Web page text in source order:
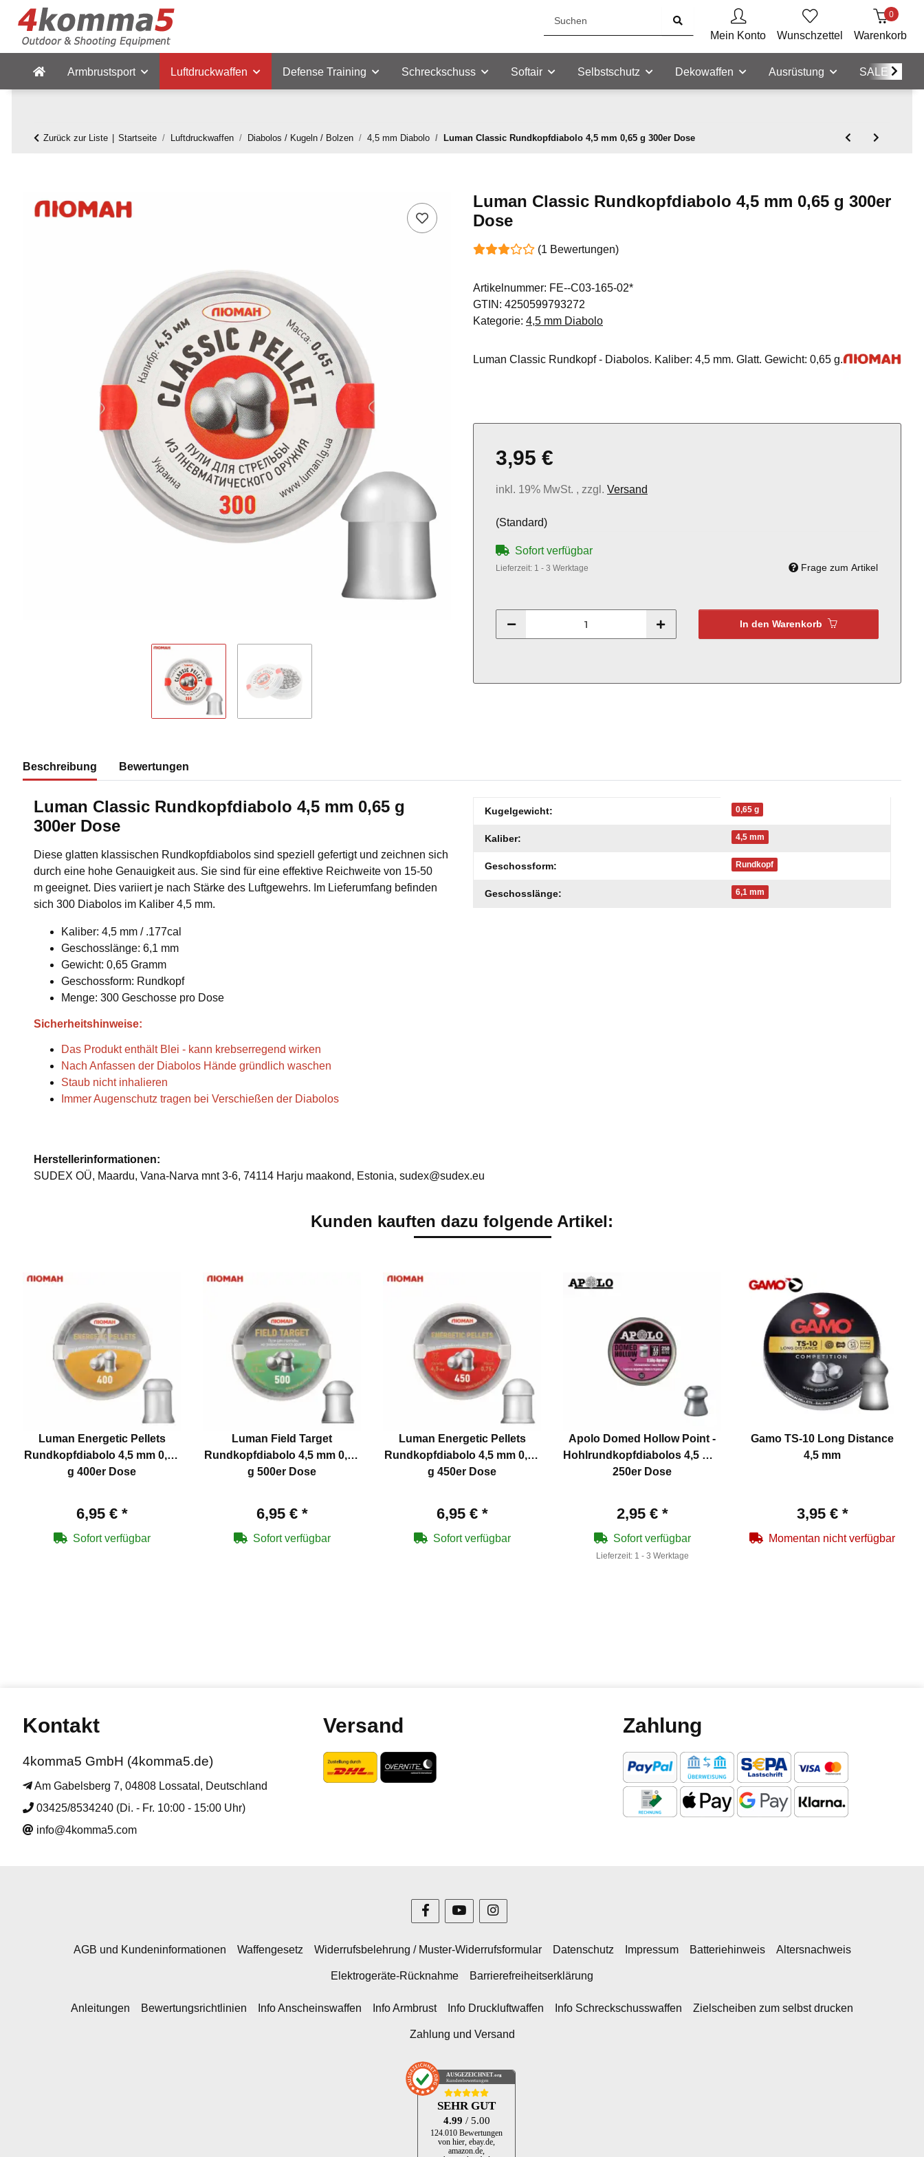
Mein Konto Wunschzettel
0
Warenkorb
Armbrustsport Luftdruckwaffen Defense Training Schreckschuss Softair Selbstschutz Dekowaffen Ausrüstung SALE
Zurück zur Liste Startseite Luftdruckwaffen Diabolos / Kugeln / Bolzen 4,5 mm Diabolo Luman Classic Rundkopfdiabolo 4,5 mm 0,65 g 300er Dose
Luman Classic Rundkopfdiabolo 4,5 mm 0,65 g 300er
Dose
(1 Bewertungen)
Artikelnummer: FE--C03-165-02*
GTIN: 4250599793272
Kategorie: 4,5 mm Diabolo
Luman Classic Rundkopf - Diabolos. Kaliber: 4,5 mm. Glatt. Gewicht: 0,65 g.
3,95 €
inkl. 19% MwSt. , zzgl. Versand
(Standard)
Sofort verfügbar
Lieferzeit: 1 - 3 Werktage Frage zum Artikel
In den Warenkorb
Beschreibung Bewertungen
Luman Classic Rundkopfdiabolo 4,5 mm 0,65 g
300er Dose
Diese glatten klassischen Rundkopfdiabolos sind speziell gefertigt und zeichnen sich
durch eine hohe Genauigkeit aus. Sie sind für eine effektive Reichweite von 15-50
m geeignet. Dies variiert je nach Stärke des Luftgewehrs. Im Lieferumfang befinden
sich 300 Diabolos im Kaliber 4,5 mm.
Kaliber: 4,5 mm / .177cal
Geschosslänge: 6,1 mm
Gewicht: 0,65 Gramm
Geschossform: Rundkopf
Menge: 300 Geschosse pro Dose
Sicherheitshinweise:
Das Produkt enthält Blei - kann krebserregend wirken
Nach Anfassen der Diabolos Hände gründlich waschen
Staub nicht inhalieren
Immer Augenschutz tragen bei Verschießen der Diabolos
Produkteigenschaft
Wert
Kugelgewicht: 0,65 g
Kaliber: 4,5 mm
Geschossform: Rundkopf
Geschosslänge: 6,1 mm
Herstellerinformationen:
SUDEX OÜ, Maardu, Vana-Narva mnt 3-6, 74114 Harju maakond, Estonia, sudex@sudex.eu
Kunden kauften dazu folgende Artikel:
Luman Energetic Pellets
Rundkopfdiabolo 4,5 mm 0,85
g 400er Dose
6,95 € *
Sofort verfügbar
Luman Field Target
Rundkopfdiabolo 4,5 mm 0,68
g 500er Dose
6,95 € *
Sofort verfügbar
Luman Energetic Pellets
Rundkopfdiabolo 4,5 mm 0,75
g 450er Dose
6,95 € *
Sofort verfügbar
Apolo Domed Hollow Point -
Hohlrundkopfdiabolos 4,5 mm
250er Dose
2,95 € *
Sofort verfügbar
Lieferzeit: 1 - 3 Werktage
Gamo TS-10 Long Distance
4,5 mm
3,95 € *
Momentan nicht verfügbar
Kontakt
4komma5 GmbH (4komma5.de)
Am Gabelsberg 7, 04808 Lossatal, Deutschland
03425/8534240 (Di. - Fr. 10:00 - 15:00 Uhr)
info@4komma5.com
Versand Zahlung
AGB und Kundeninformationen Waffengesetz Widerrufsbelehrung / Muster-Widerrufsformular Datenschutz Impressum Batteriehinweis Altersnachweis
Elektrogeräte-Rücknahme Barrierefreiheitserklärung
Anleitungen Bewertungsrichtlinien Info Anscheinswaffen Info Armbrust Info Druckluftwaffen Info Schreckschusswaffen Zielscheiben zum selbst drucken
Zahlung und Versand
AUSGEZEICHNET .org
Kundenbewertungen
SEHR GUT
4.99 / 5.00
124.010 Bewertungen
von hier, ebay.de,
amazon.de,